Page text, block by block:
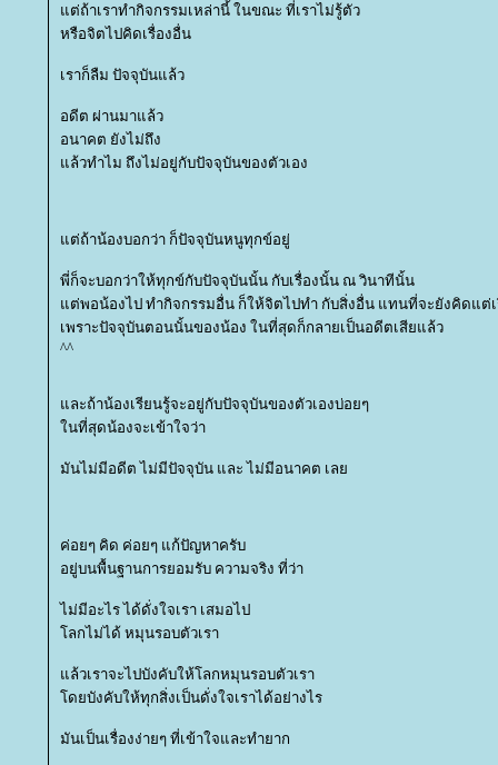
ต่ถ้าเราทำกิจกรรมเหล่านี้ ในขณะ ที่เราไม่รู้ตัว
หรือจิตไปคิดเรื่องอื่น
เราก็ลืม ปัจจุบันแล้ว
อดีต ผ่านมาแล้ว
อนาคต ยังไม่ถึง
ล้วทำไม ถึงไม่อยู่กับปัจจุบันของตัวเอง
ต่ถ้าน้องบอกว่า ก็ปัจจุบันหนูทุกข์อยู่
พี่ก็จะบอกว่าให้ทุกข์กับปัจจุบันนั้น กับเรื่องนั้น ณ วินาทีนั้น
ต่พอน้องไป ทำกิจกรรมอื่น ก็ให้จิตไปทำ กับสิ่งอื่น แทนที่จะยังคิดแต่เ
เพราะปัจจุบันตอนนั้นของน้อง ในที่สุดก็กลายเป็นอดีตเสียแล้ว
^^
ละถ้าน้องเรียนรู้จะอยู่กับปัจจุบันของตัวเองบ่อยๆ
นที่สุดน้องจะเข้าใจว่า
มันไม่มีอดีต ไม่มีปัจจุบัน และ ไม่มีอนาคต เล
ค่อยๆ คิด ค่อยๆ แก้ปัญหาครับ
อยู่บนพื้นฐานการยอมรับ ความจริง ที่ว่า
ไม่มีอะไร ได้ดั่งใจเรา เสมอไป
ลกไม่ได้ หมุนรอบตัวเรา
ล้วเราจะไปบังคับให้โลกหมุนรอบตัวเรา
ดยบังคับให้ทุกสิ่งเป็นดั่งใจเราได้อย่างไร
มันเป็นเรื่องง่ายๆ ที่เข้าใจและทำยาก